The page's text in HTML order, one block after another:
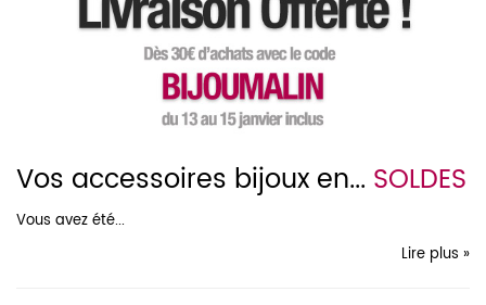
Vos accessoires bijoux en... SOLDES
Vous avez été...
Lire plus »